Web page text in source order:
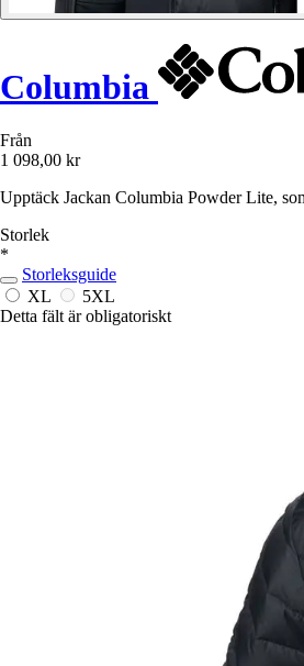
Columbia
Från
1 098,00 kr
Upptäck Jackan Columbia Powder Lite,
Storlek
*
Storleksguide
XL
5XL
Detta fält är obligatoriskt